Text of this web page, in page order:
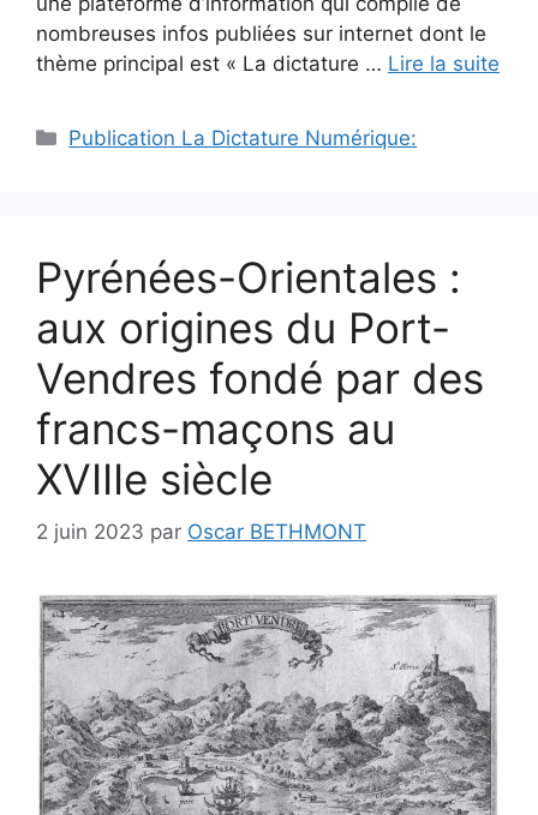
nombreuses infos publiées sur internet dont le
thème principal est « La dictature … Lire la suite
Catégories
Publication La Dictature Numérique:
Pyrénées-Orientales :
aux origines du Port-
Vendres fondé par des
francs-maçons au
XVIIIe siècle
2 juin 2023 par Oscar BETHMONT